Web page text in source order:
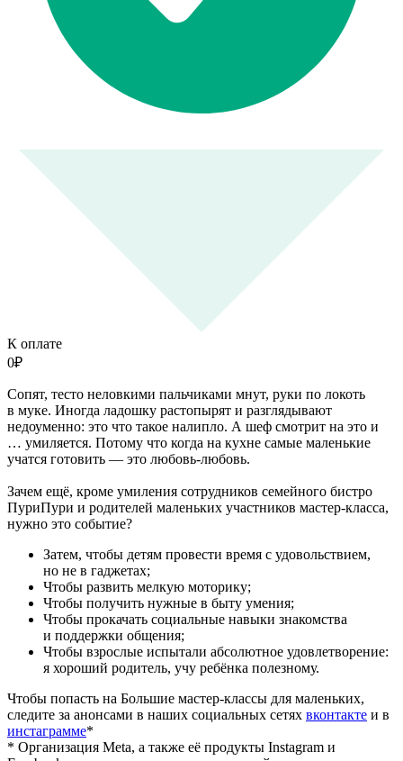
К оплате
0₽
Сопят, тесто неловкими пальчиками мнут, руки по локоть
в муке. Иногда ладошку растопырят и разглядывают
недоуменно: это что такое налипло. А шеф смотрит на это и
… умиляется. Потому что когда на кухне самые маленькие
учатся готовить — это любовь-любовь.
Зачем ещё, кроме умиления сотрудников семейного бистро
ПуриПури и родителей маленьких участников мастер-класса,
нужно это событие?
Затем, чтобы детям провести время с удовольствием,
но не в гаджетах;
Чтобы развить мелкую моторику;
Чтобы получить нужные в быту умения;
Чтобы прокачать социальные навыки знакомства
и поддержки общения;
Чтобы взрослые испытали абсолютное удовлетворение:
я хороший родитель, учу ребёнка полезному.
Чтобы попасть на Большие мастер-классы для маленьких,
следите за анонсами в наших социальных сетях вконтакте и в
инстаграмме*
* Организация Meta, а также её продукты Instagram и